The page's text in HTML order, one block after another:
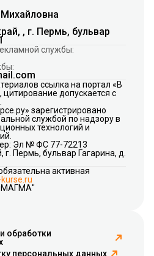
, г. Пермь, бульвар
службы:
ссылка на портал «В
цитирование допускается с
зарегистрировано
службой по надзору в
технологий и
Эл № ФС 77-72213
Пермь, бульвар Гагарина, д.
активная
обработки
персональных данных